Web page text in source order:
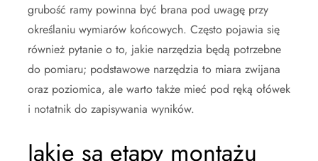
grubość ramy powinna być brana pod uwagę przy
określaniu wymiarów końcowych. Często pojawia się
również pytanie o to, jakie narzędzia będą potrzebne
do pomiaru; podstawowe narzędzia to miara zwijana
oraz poziomica, ale warto także mieć pod ręką ołówek
i notatnik do zapisywania wyników.
Jakie są etapy montażu